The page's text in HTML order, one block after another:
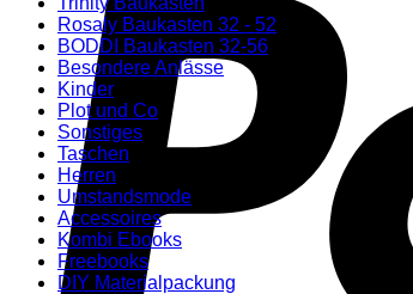
Rosaly Baukasten 32 - 52
BODDI Baukasten 32-56
Besondere Anlässe
Kinder
Plot und Co
Sonstiges
Taschen
Herren
Umstandsmode
Accessoires
Kombi Ebooks
Freebooks
DIY Materialpackung